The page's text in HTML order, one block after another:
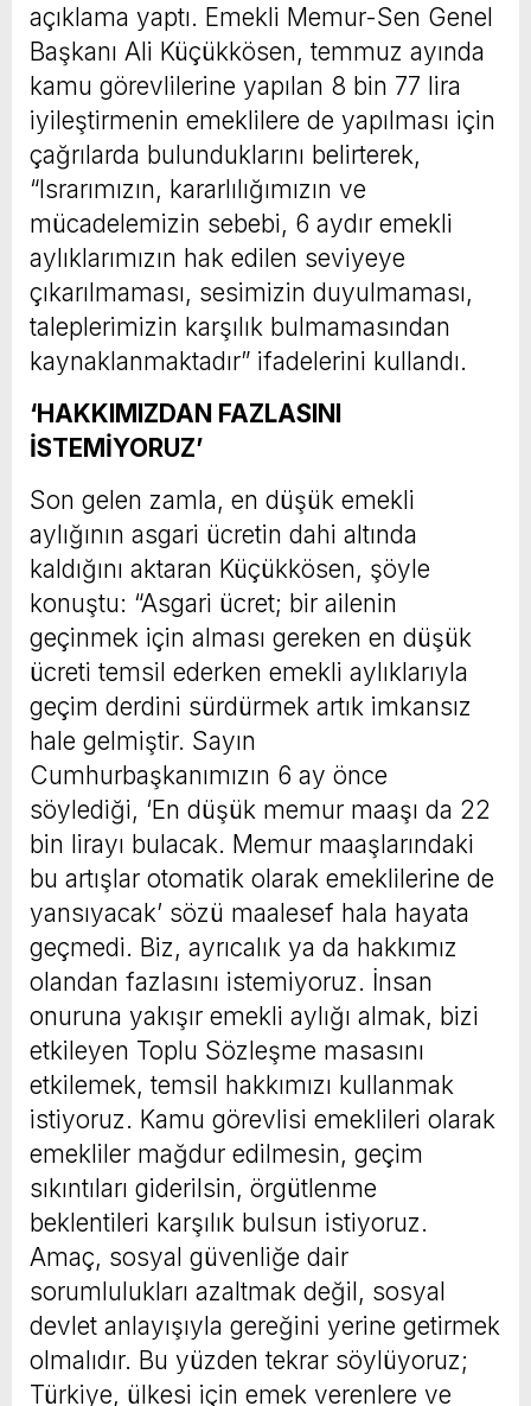
açıklama yaptı. Emekli Memur-Sen Genel
Başkanı Ali Küçükkösen, temmuz ayında
kamu görevlilerine yapılan 8 bin 77 lira
iyileştirmenin emeklilere de yapılması için
çağrılarda bulunduklarını belirterek,
“Israrımızın, kararlılığımızın ve
mücadelemizin sebebi, 6 aydır emekli
aylıklarımızın hak edilen seviyeye
çıkarılmaması, sesimizin duyulmaması,
taleplerimizin karşılık bulmamasından
kaynaklanmaktadır” ifadelerini kullandı.
‘HAKKIMIZDAN FAZLASINI
İSTEMİYORUZ’
Son gelen zamla, en düşük emekli
aylığının asgari ücretin dahi altında
kaldığını aktaran Küçükkösen, şöyle
konuştu: “Asgari ücret; bir ailenin
geçinmek için alması gereken en düşük
ücreti temsil ederken emekli aylıklarıyla
geçim derdini sürdürmek artık imkansız
hale gelmiştir. Sayın
Cumhurbaşkanımızın 6 ay önce
söylediği, ‘En düşük memur maaşı da 22
bin lirayı bulacak. Memur maaşlarındaki
bu artışlar otomatik olarak emeklilerine de
yansıyacak’ sözü maalesef hala hayata
geçmedi. Biz, ayrıcalık ya da hakkımız
olandan fazlasını istemiyoruz. İnsan
onuruna yakışır emekli aylığı almak, bizi
etkileyen Toplu Sözleşme masasını
etkilemek, temsil hakkımızı kullanmak
istiyoruz. Kamu görevlisi emeklileri olarak
emekliler mağdur edilmesin, geçim
sıkıntıları giderilsin, örgütlenme
beklentileri karşılık bulsun istiyoruz.
Amaç, sosyal güvenliğe dair
sorumlulukları azaltmak değil, sosyal
devlet anlayışıyla gereğini yerine getirmek
olmalıdır. Bu yüzden tekrar söylüyoruz;
Türkiye, ülkesi için emek verenlere ve